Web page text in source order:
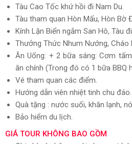
Tàu Cao Tốc khứ hồi đi Nam Du.
Tàu tham quan Hòn Mấu, Hòn Bờ
Kính Lặn Biển ngắm San Hô, Tàu
Thưởng Thức Nhum Nướng, Cháo
Ăn Uống: + 2 bữa sáng: Cơm
ăn chính (Trong đó có 1 bữa BBQ
Vé tham quan các điểm.
Hướng dẫn viên nhiệt tinh chu đáo.
Quà tặng : nước suối, khăn lạnh,
Bảo hiểm du lịch.
GIÁ TOUR KHÔNG BAO GỒM